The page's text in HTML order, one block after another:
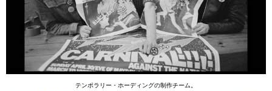
テンポラリー・ホーディングの制作チーム。